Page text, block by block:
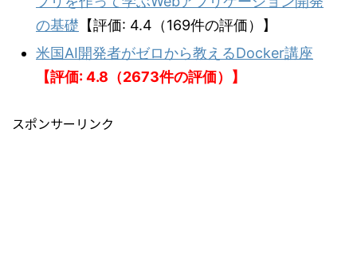
の基礎 【評価: 4.4（169件の評価）】
米国AI開発者がゼロから教えるDocker講座
【評価: 4.8（2673件の評価）】
スポンサーリンク